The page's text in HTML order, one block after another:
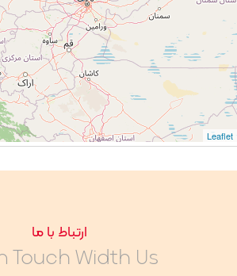
Leaflet
ارتباط با ما
Touch Width Us